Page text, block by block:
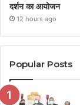
दर्शन का आयोजन
12 hours ago
Popular Posts